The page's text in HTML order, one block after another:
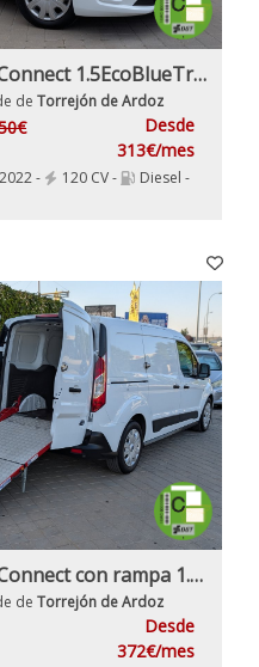
Ford Transit Connect 1.5EcoBlueTrend 210 L2 4 Puertas 120Cv IVA y Garantía Inc Etiqueta C
deTorrejón de Ardoz
Desde
313€/mes
2022 - 120 CV -
Diesel -
Ford Transit Connect con rampa 1.5EcoBlueTrend 210 L2 4 Puertas 120Cv 6 Velocidades 3 Plazas
deTorrejón de Ardoz
Desde
372€/mes